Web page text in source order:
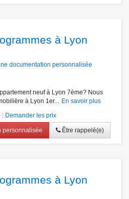
à Lyon
documentation personnalisée
neuf à Lyon 7ème? Nous
à Lyon 1er... En savoir plus
: Demander les prix
personnalisée Être rappelé(e)
à Lyon